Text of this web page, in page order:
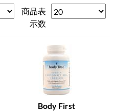
商品表
示数
Body First